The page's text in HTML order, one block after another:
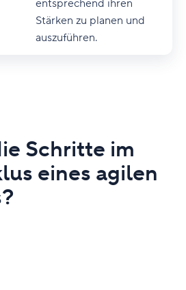
entsprechend ihren
Stärken zu planen und
auszuführen.
Schritte im
eines agilen